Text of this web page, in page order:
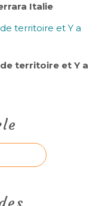
Italie
de territoire et Y a